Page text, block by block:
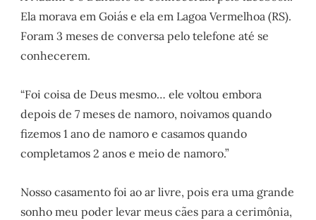
Ela morava em Goiás e ela em Lagoa Vermelhoa (RS).
Foram 3 meses de conversa pelo telefone até se
conhecerem.
“Foi coisa de Deus mesmo… ele voltou embora
depois de 7 meses de namoro, noivamos quando
fizemos 1 ano de namoro e casamos quando
completamos 2 anos e meio de namoro.”
Nosso casamento foi ao ar livre, pois era uma grande
sonho meu poder levar meus cães para a cerimônia,